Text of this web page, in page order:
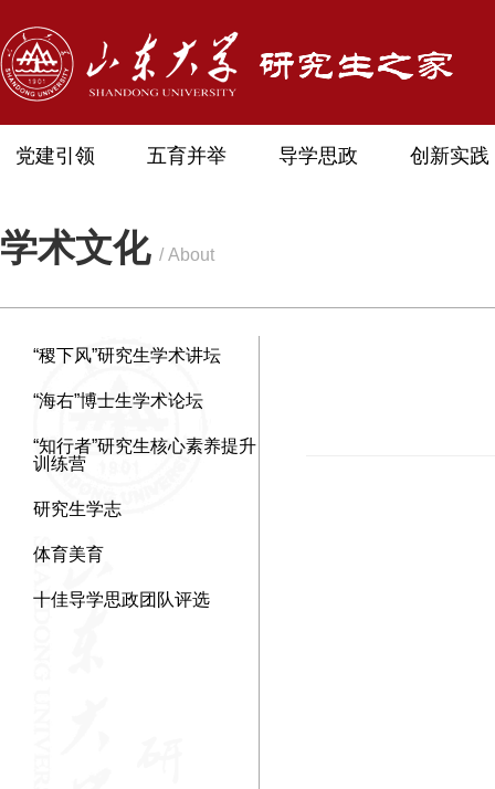
党建引领 五育并举 导学思政 创新实践
学术文化 / About
“稷下风”研究生学术讲坛
“海右”博士生学术论坛
“知行者”研究生核心素养提升
训练营
研究生学志
体育美育
十佳导学思政团队评选